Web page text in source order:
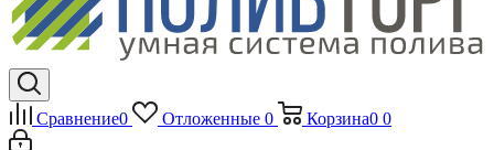
Сравнение0 Отложенные 0 Корзина0 0